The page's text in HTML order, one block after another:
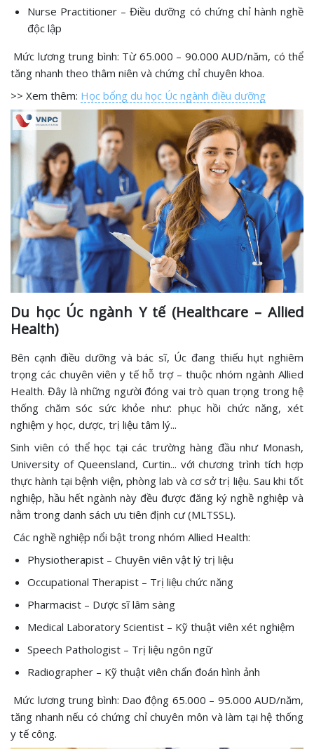
Nurse Practitioner – Điều dưỡng có chứng chỉ hành nghề
độc lập
Mức lương trung bình: Từ 65.000 – 90.000 AUD/năm, có thể
tăng nhanh theo thâm niên và chứng chỉ chuyên khoa.
>> Xem thêm: Học bổng du học Úc ngành điều dưỡng
Du học Úc ngành Y tế (Healthcare – Allied
Health)
Bên cạnh điều dưỡng và bác sĩ, Úc đang thiếu hụt nghiêm
trọng các chuyên viên y tế hỗ trợ – thuộc nhóm ngành Allied
Health. Đây là những người đóng vai trò quan trọng trong hệ
thống chăm sóc sức khỏe như: phục hồi chức năng, xét
nghiệm y học, dược, trị liệu tâm lý...
Sinh viên có thể học tại các trường hàng đầu như Monash,
University of Queensland, Curtin... với chương trình tích hợp
thực hành tại bệnh viện, phòng lab và cơ sở trị liệu. Sau khi tốt
nghiệp, hầu hết ngành này đều được đăng ký nghề nghiệp và
nằm trong danh sách ưu tiên định cư (MLTSSL).
Các nghề nghiệp nổi bật trong nhóm Allied Health:
Physiotherapist – Chuyên viên vật lý trị liệu
Occupational Therapist – Trị liệu chức năng
Pharmacist – Dược sĩ lâm sàng
Medical Laboratory Scientist – Kỹ thuật viên xét nghiệm
Speech Pathologist – Trị liệu ngôn ngữ
Radiographer – Kỹ thuật viên chẩn đoán hình ảnh
Mức lương trung bình: Dao động 65.000 – 95.000 AUD/năm,
tăng nhanh nếu có chứng chỉ chuyên môn và làm tại hệ thống
y tế công.